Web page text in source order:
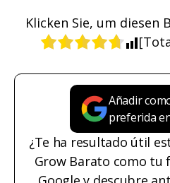
Klicken Sie, um diesen
Añadir
preferida
¿Te ha resultado útil
Grow Barato como tu